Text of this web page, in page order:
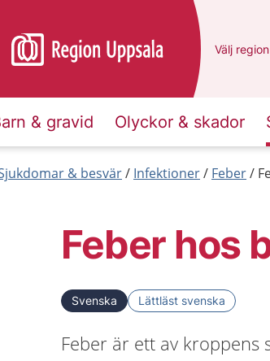
Du har
Välj en
region
& gravid Olyckor & skador
& besvär Infektioner Feber
Feber hos
Svenska Lättläst svenska
Feber är ett av